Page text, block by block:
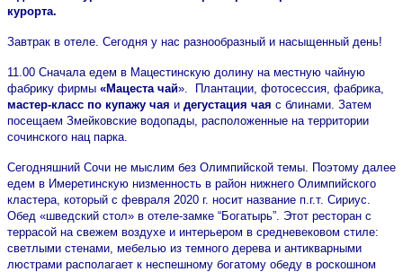
курорта.
Завтрак в отеле. Сегодня у нас разнообразный и насыщенный день!
11.00 Сначала едем в Мацестинскую долину на местную чайную
фабрику фирмы «Мацеста чай». Плантации, фотосессия, фабрика,
мастер-класс по купажу чая и дегустация чая с блинами. Затем
посещаем Змейковские водопады, расположенные на территории
сочинского нац парка.
Сегодняшний Сочи не мыслим без Олимпийской темы. Поэтому далее
едем в Имеретинскую низменность в район нижнего Олимпийского
кластера, который с февраля 2020 г. носит название п.г.т. Сириус.
Обед «шведский стол» в отеле-замке “Богатырь”. Этот ресторан с
террасой на свежем воздухе и интерьером в средневековом стиле:
светлыми стенами, мебелью из темного дерева и антикварными
люстрами располагает к неспешному богатому обеду в роскошном